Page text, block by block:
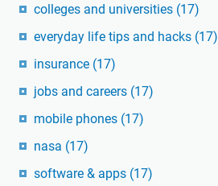
colleges and universities (17)
everyday life tips and hacks (17)
insurance (17)
jobs and careers (17)
mobile phones (17)
nasa (17)
software & apps (17)